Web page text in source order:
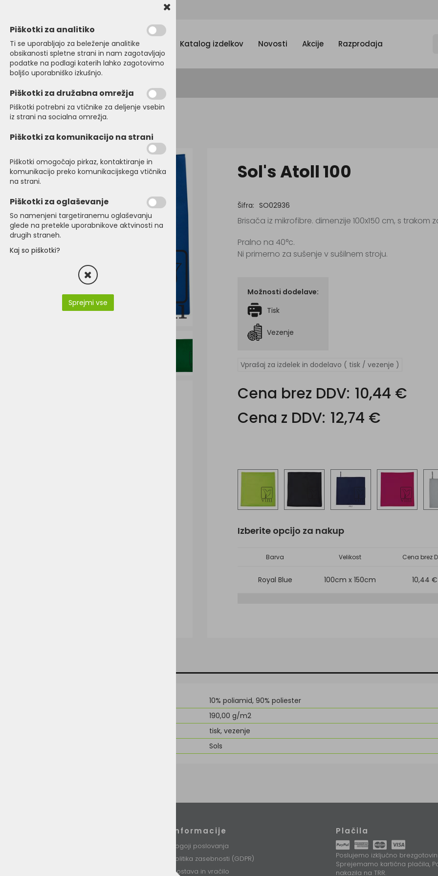
Menu Katalog izdelkov Novosti Akcije Razprodaja
Domov BRISAČE Brisače
Sol's Atoll 100
Šifra: SO02936
Brisača iz mikrofibre. dimenzije 100x150 cm, s trakom
Pralno na 40°c.
Ni primerno za sušenje v sušilnem stroju.
Možnosti dodelave:
Tisk
Vezenje
Vprašaj za izdelek in dodelavo ( tisk / vezenje )
Cena brez DDV: 10,44 €
Cena z DDV: 12,74 €
Izberite opcijo za nakup
Barva Velikost Cena brez
Royal Blue 100cm x 150cm 10,44 €
10% poliamid, 90% poliester
190,00 g/m2
tisk, vezenje
Sols
Informacije
Pogoji poslovanja
Politika zasebnosti (GDPR)
Dostava in vračilo
Plačila
Poslujemo izključno
Sprejemamo kartična plačila,
nakazila na TRR.
Piškotki za analitiko
Ti se uporabljajo za beleženje analitike
obsikanosti spletne strani in nam zagotavljajo
podatke na podlagi katerih lahko zagotovimo
boljšo uporabniško izkušnjo.
Piškotki za družabna omrežja
Piškotki potrebni za vtičnike za deljenje vsebin
iz strani na socialna omrežja.
Piškotki za komunikacijo na strani
Piškotki omogočajo pirkaz, kontaktiranje in
komunikacijo preko komunikacijskega vtičnika
na strani.
Piškotki za oglaševanje
So namenjeni targetiranemu oglaševanju
glede na pretekle uporabnikove aktvinosti na
drugih straneh.
Kaj so piškotki?
Sprejmi vse